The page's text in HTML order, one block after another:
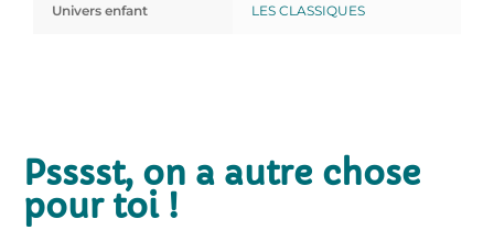
Univers enfant LES CLASSIQUES
Psssst, on a autre chose
pour toi !